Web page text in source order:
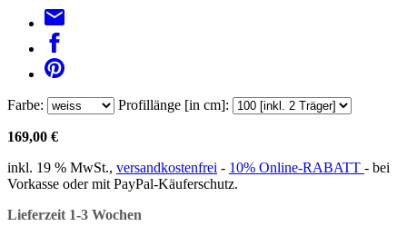
Farbe: Profillänge [in cm]:
169,00 €
inkl. 19 % MwSt., versandkostenfrei - 10% Online-RABATT - bei
Vorkasse oder mit PayPal-Käuferschutz.
Lieferzeit 1-3 Wochen